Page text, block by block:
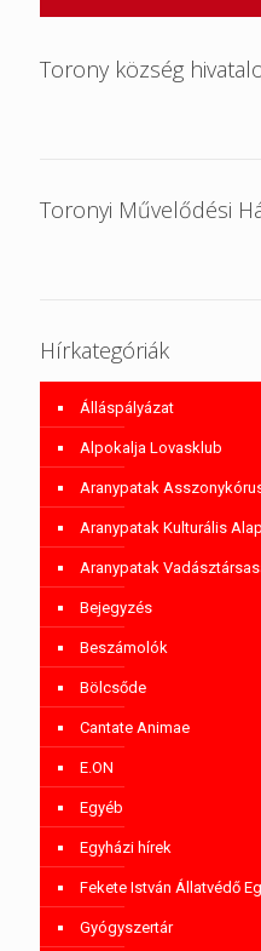
Torony község
Toronyi Művelődési
Hírkategóriák
Álláspályázat
Alpokalja Lovasklub
Aranypatak
Aranypatak Kulturális
Aranypatak
Bejegyzés
Beszámolók
Bölcsőde
Cantate Animae
E.ON
Egyéb
Egyházi hírek
Fekete István Állatvédő
Gyógyszertár